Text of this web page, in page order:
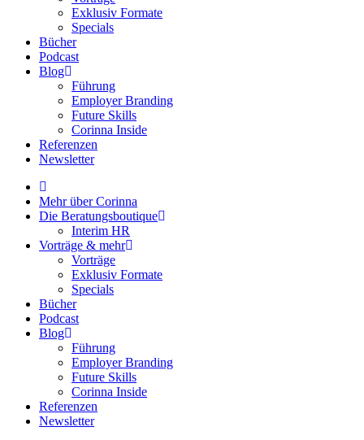
Exklusiv Formate
Specials
Bücher
Podcast
Blog
Führung
Employer Branding
Future Skills
Corinna Inside
Referenzen
Newsletter
Mehr über Corinna
Die Beratungsboutique
Interim HR
Vorträge & mehr
Vorträge
Exklusiv Formate
Specials
Bücher
Podcast
Blog
Führung
Employer Branding
Future Skills
Corinna Inside
Referenzen
Newsletter